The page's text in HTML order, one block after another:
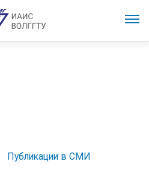
Публикации в СМИ